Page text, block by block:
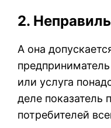
2.
А она
или услуга
деле показатель
потребителей